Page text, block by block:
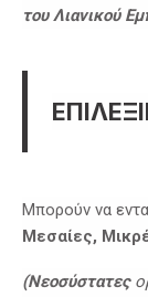
του Λιανικού
Μπορούν να
Μεσαίες,
(Νεοσύστατες